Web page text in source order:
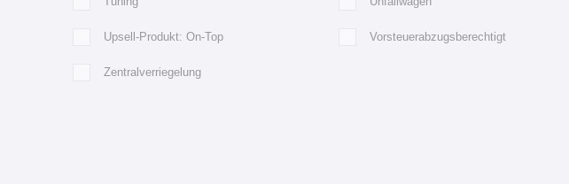
Upsell-Produkt: On-Top Vorsteuerabzugsberechtigt
Zentralverriegelung